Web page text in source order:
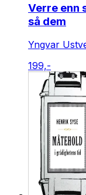
Verre enn
så dem
Yngvar
199,-